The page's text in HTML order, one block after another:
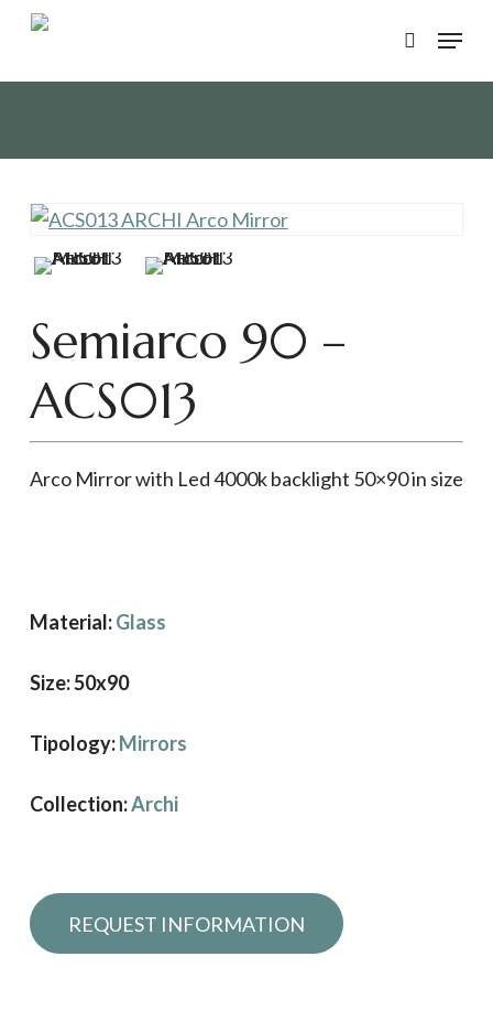
Skip
main
search
Menu
Semiarco 90 –
ACS013
Arco Mirror with Led 4000k backlight 50×90 in size
Material:Glass
Size: 50x90
Tipology:Mirrors
Collection:Archi
Request information